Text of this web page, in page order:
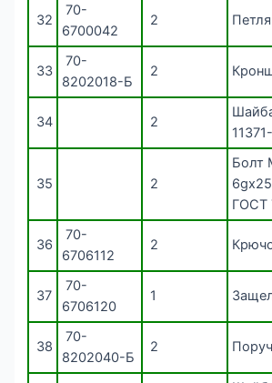
32
70-
6700042
2 Петля
33
70-
8202018-Б
2
34 2
35 2
Болт
ГОСТ
36
70-
6706112
2
37
70-
6706120
1
38
70-
8202040-Б
2